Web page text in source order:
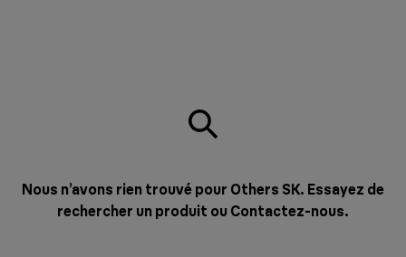
Nous n’avons rien trouvé pour Others SK. Essayez de
rechercher un produit ou Contactez-nous.